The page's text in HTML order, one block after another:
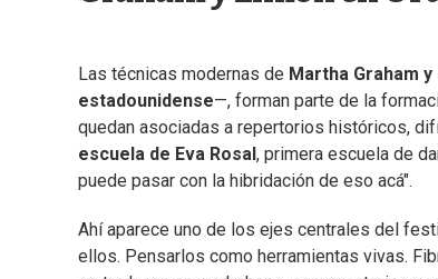
Las técnicas modernas de Martha Graham
estadounidense—, forman parte de la
quedan asociadas a repertorios históricos,
escuela de Eva Rosal , primera escuela de
puede pasar con la hibridación de eso acá".
Ahí aparece uno de los ejes centrales del
ellos. Pensarlos como herramientas vivas.